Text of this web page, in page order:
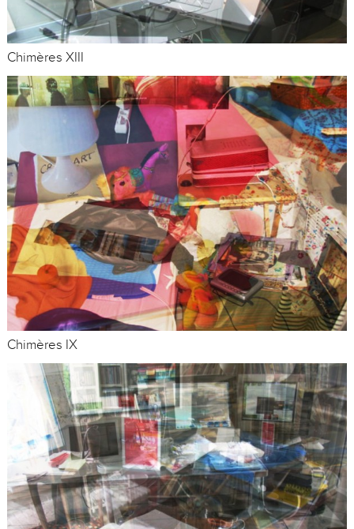
Chimères XIII
Chimères IX